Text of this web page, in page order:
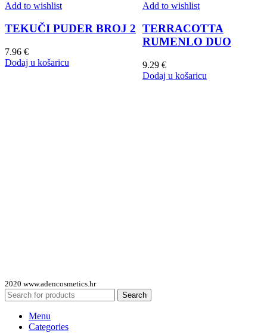
Add to wishlist
TEKUČI PUDER BROJ 2
7.96 €
Dodaj u košaricu
Add to wishlist
TERRACOTTA
RUMENLO DUO
9.29 €
Dodaj u košaricu
2020 www.adencosmetics.hr
Search
Menu
Categories